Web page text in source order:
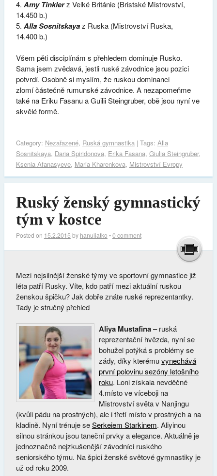
4. Amy Tinklerz Velké Británie (Bristské Mistrovství,
14.450 b.)
5. Alla Sosnitskayaz Ruska (Mistrovství Ruska,
14.400 b.)
Všem pěti disciplínám s přehledem dominuje Rusko.
Sama jsem zvědavá, jestli ruské závodnice jsou pozici
potvrdí. Osobně si myslím, že ruskou dominanci
zlomí částečně rumunské závodnice. A nezapomeňme
také na Eriku Fasanu a Guilii Steingruber, obě jsou nyní ve
skvělé formě.
Category: Nezařazené, Ruská gymnastika| Tags: Alla
Sosnitskaya, Daria Spiridonova, Erika Fasana, Giulia Steingruber,
Ksenia Afanasyeve, Maria Kharenkova, Mistrovství Evropy
Ruský ženský gymnastický
tým v kostce
Posted on 15.2.2015 by hanuliatko •0 comment
Mezi nejsilnější ženské týmy ve sportovní gymnastice již
léta patří Rusky. Víte, kdo patří mezi aktuální ruskou
ženskou špičku? Jak dobře znáte ruské reprezentantky.
Tady je stručný přehled
Aliya Mustafina– ruská
reprezentační hvězda, nyní se
bohužel potýká s problémy se
zády, díky kterémuvynechává
první polovinu sezóny letošního
roku. Loni získala nevděčné
4.místo ve víceboji na
Mistrovství světa v Nanjingu
(kvůli pádu na prostných), ale i třetí místo v prostných a na
kladině. Nyní trénuje seSerkeiem Starkinem. Aliyinou
silnou stránkou jsou taneční prvky a elegance. Aktuálně je
jednoznačně nejzkušenější závodníci ruského
seniorského týmu. Na špici ženské světové gymnastiky je
už od roku 2009.